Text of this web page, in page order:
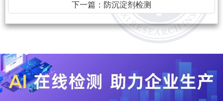
下一篇： 防沉淀剂检测